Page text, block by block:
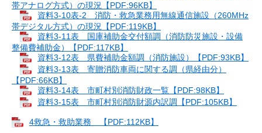
帯アナログ方式）の現況【PDF:96KB】
資料3-10表-2 消防・救急業務用無線通信施設（260MHz
帯デジタル方式）の現況【PDF:119KB】
資料3-11表 国庫補助金交付額調（消防防災施設・設備
整備費補助金）【PDF:117KB】
資料3-12表 県費補助金額調（消防施設）【PDF:93KB】
資料3-13表 寄贈消防車両に関する調（県経由分）
【PDF:66KB】
資料3-14表 市町村別消防財政一覧【PDF:98KB】
資料3-15表 市町村別消防財源内訳調【PDF:105KB】
4救急・救助業務 【PDF:112KB】